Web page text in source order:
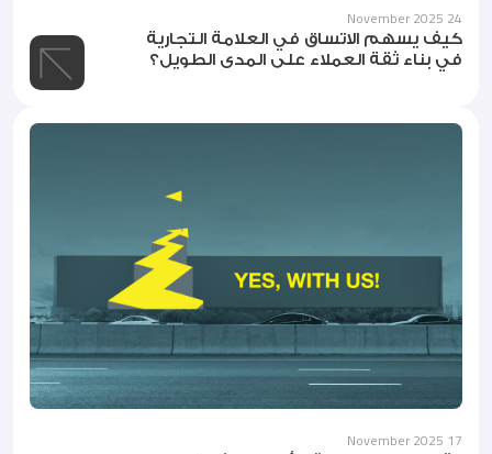
24 November 2025
كيف يسهم الاتساق في العلامة التجارية
في بناء ثقة العملاء على المدى الطويل؟
17 November 2025